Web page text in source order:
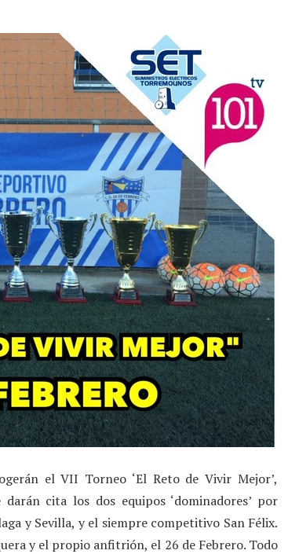
el VII Torneo ‘El Reto de Vivir Mejor’,
cita los dos equipos ‘dominadores’ por
y Sevilla, y el siempre competitivo San Félix.
y el propio anfitrión, el 26 de Febrero. Todo